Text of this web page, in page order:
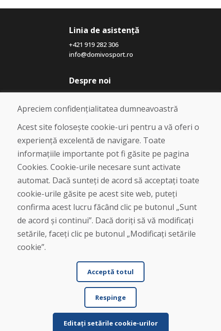
Linia de asistență
+421 919 282 306
info@domivosport.ro
Despre noi
Blog
Despre noi
Magazin
Contact
Cumpărare
Magazin online
Livrare și plată
Plângere
Retur și schimb de mărfuri
Protecția datelor cu caracter personal
Cookies
© DOMIVOSPORT 2026, Toate drepturile rezervate
Apreciem confidențialitatea dumneavoastră
Acest site folosește cookie-uri pentru a vă oferi o
experiență excelentă de navigare. Toate
informațiile importante pot fi găsite pe pagina
Cookies. Cookie-urile necesare sunt activate
automat. Dacă sunteți de acord să acceptați toate
cookie-urile găsite pe acest site web, puteți
confirma acest lucru făcând clic pe butonul „Sunt
de acord și continui”. Dacă doriți să vă modificați
setările, faceți clic pe butonul „Modificați setările
cookie”.
Acceptă totul
Respinge
Editați setările cookie-urilor